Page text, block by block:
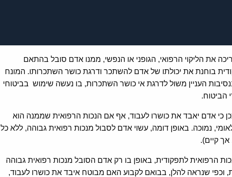
את הליקוי הרפואי, הגופני או הנפשי, ממנו אדם סובל בהתאם
בוחנת את יכולתו של אדם להשתכר ודרגת כושר השתכרותו. המונח
העניין משול לדרגת אי כושר השתכרות, בו נעשה שימוש בביטוחי
הביטוח.
כי אדם יאבד את כושרו לעבוד, אף אם הנכות הרפואית שממנה הוא
נמוכה. באופן דומה, עשוי אדם לסבול מנכות רפואית גבוהה, ללא כל
אך קיים).
הרפואית לתפקודית, באופן בו רק אדם הסובל מנכות רפואית גבוהה
וכפי שנראה להלן, בבואם לקבוע האם מבוטח איבד את כושרו לעבוד,